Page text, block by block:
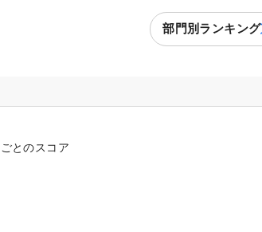
部門別ランキング
とのスコア